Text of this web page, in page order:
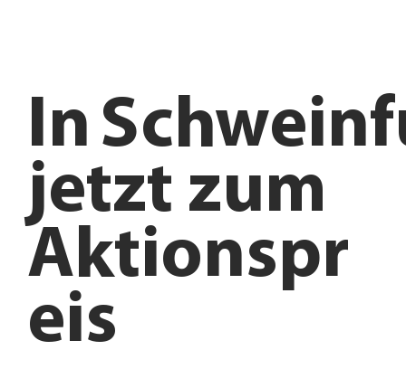
jetzt zum
Aktionspr
eis
In